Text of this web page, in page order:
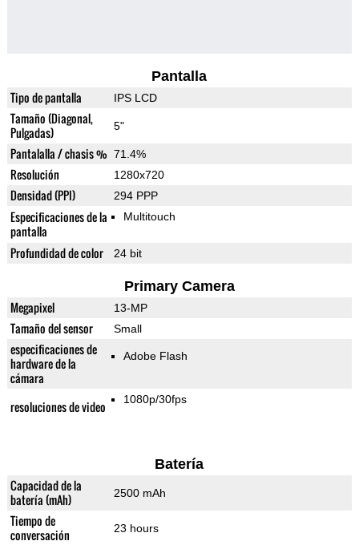
Pantalla
Tipo de pantalla IPS LCD
Tamaño (Diagonal,
Pulgadas)
5"
Pantalalla / chasis % 71.4%
Resolución 1280x720
Densidad (PPI) 294 PPP
Especificaciones de la
pantalla
Multitouch
Profundidad de color 24 bit
Primary Camera
Megapixel 13-MP
Tamaño del sensor Small
especificaciones de
hardware de la
cámara
Adobe Flash
resoluciones de video 1080p/30fps
Batería
Capacidad de la
batería (mAh)
2500 mAh
Tiempo de
conversación
23 hours